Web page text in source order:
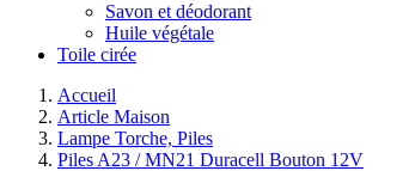
Savon et déodorant
Huile végétale
Toile cirée
Accueil
Article Maison
Lampe Torche, Piles
Piles A23 / MN21 Duracell Bouton 12V